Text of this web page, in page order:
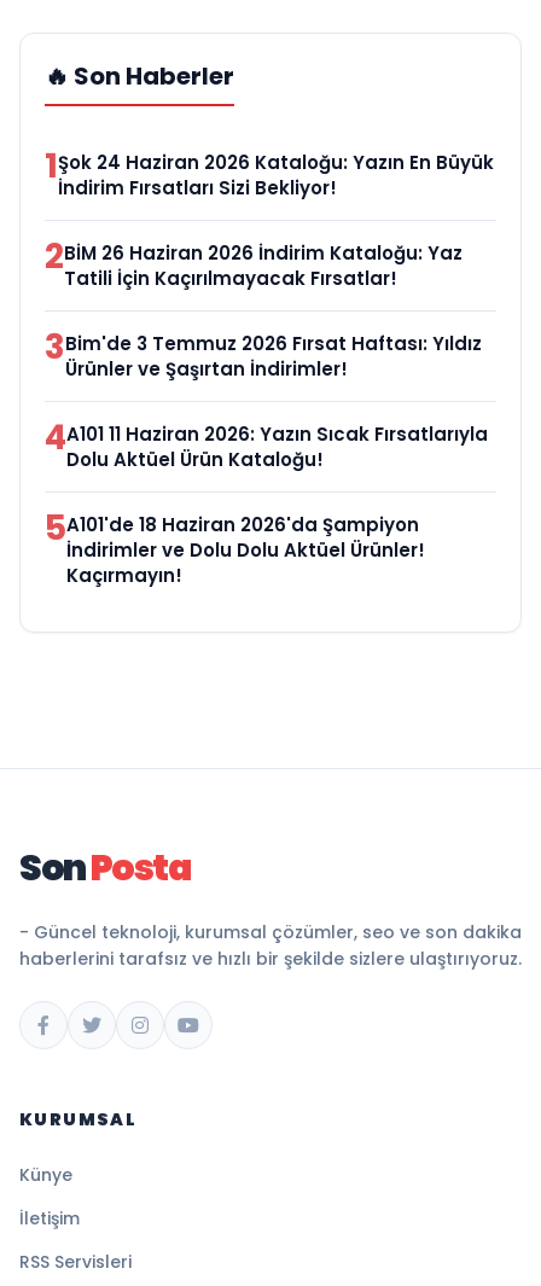
🔥 Son Haberler
1Şok 24 Haziran 2026 Kataloğu: Yazın En Büyük
İndirim Fırsatları Sizi Bekliyor!
2BİM 26 Haziran 2026 İndirim Kataloğu: Yaz
Tatili İçin Kaçırılmayacak Fırsatlar!
3Bim'de 3 Temmuz 2026 Fırsat Haftası: Yıldız
Ürünler ve Şaşırtan İndirimler!
4A101 11 Haziran 2026: Yazın Sıcak Fırsatlarıyla
Dolu Aktüel Ürün Kataloğu!
5A101'de 18 Haziran 2026'da Şampiyon
İndirimler ve Dolu Dolu Aktüel Ürünler!
Kaçırmayın!
SonPosta
- Güncel teknoloji, kurumsal çözümler, seo ve son dakika
haberlerini tarafsız ve hızlı bir şekilde sizlere ulaştırıyoruz.
KURUMSAL
Künye
İletişim
RSS Servisleri